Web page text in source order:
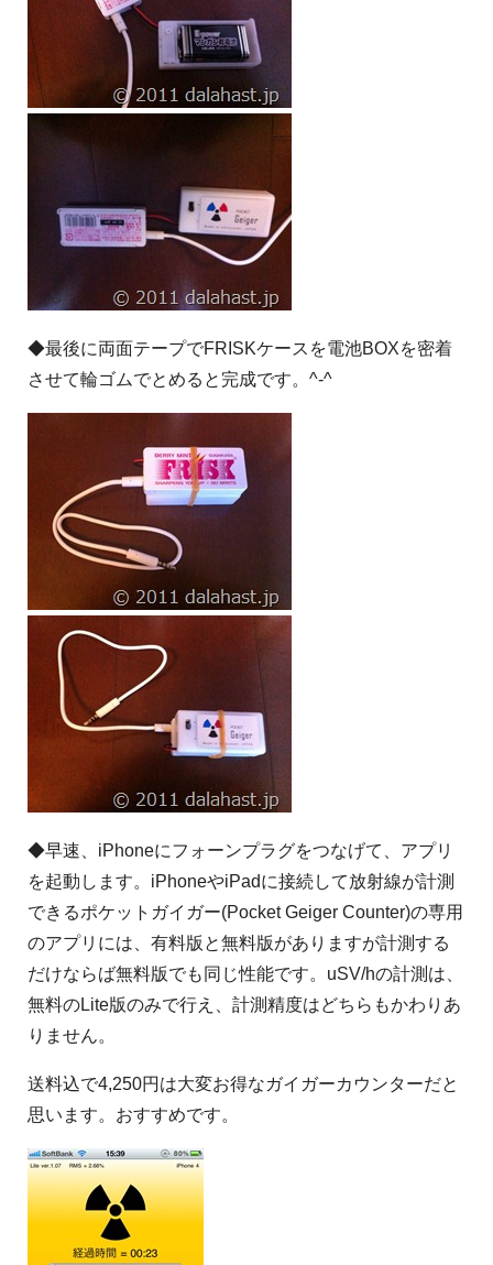
◆最後に両面テープでFRISKケースを電池BOXを密着
させて輪ゴムでとめると完成です。^-^
◆早速、iPhoneにフォーンプラグをつなげて、アプリ
を起動します。iPhoneやiPadに接続して放射線が計測
できるポケットガイガー(Pocket Geiger Counter)の専用
のアプリには、有料版と無料版がありますが計測する
だけならば無料版でも同じ性能です。uSV/hの計測は、
無料のLite版のみで行え、計測精度はどちらもかわりあ
りません。
送料込で4,250円は大変お得なガイガーカウンターだと
思います。おすすめです。